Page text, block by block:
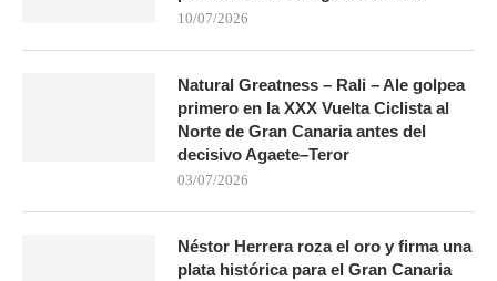
10/07/2026
Natural Greatness – Rali – Ale golpea
primero en la XXX Vuelta Ciclista al
Norte de Gran Canaria antes del
decisivo Agaete–Teror
03/07/2026
Néstor Herrera roza el oro y firma una
plata histórica para el Gran Canaria